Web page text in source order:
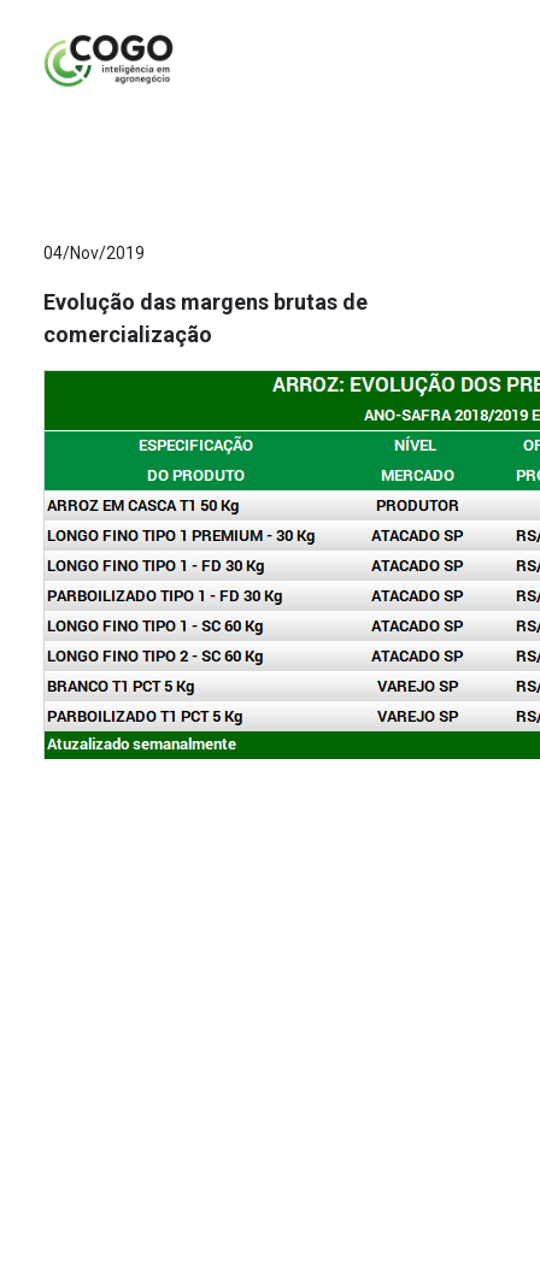
04/Nov/2019
Evolução das margens brutas de
comercialização